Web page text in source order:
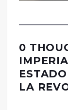
0
LA